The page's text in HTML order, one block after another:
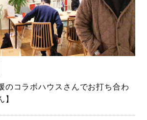
のコラボハウスさんでお打ち合わ